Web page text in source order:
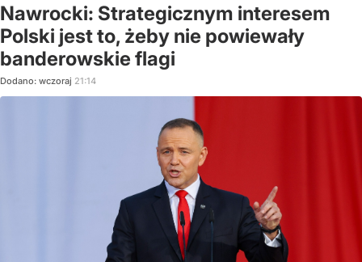
Nawrocki: Strategicznym interesem
Polski jest to, żeby nie powiewały
banderowskie flagi
Dodano: wczoraj 21:14